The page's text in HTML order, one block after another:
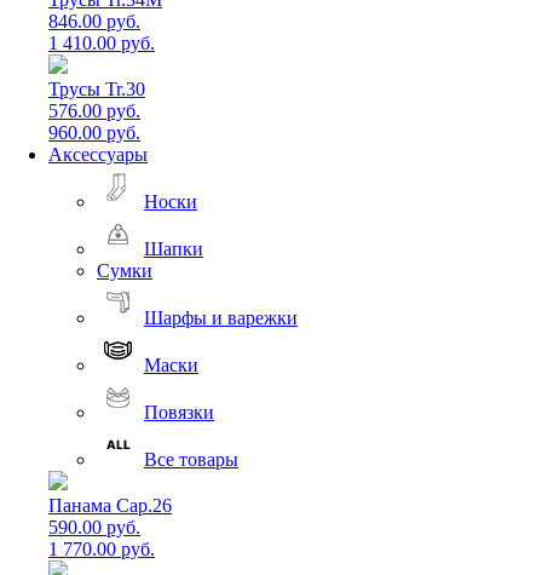
846.00 руб.
1 410.00 руб.
Трусы Tr.30
576.00 руб.
960.00 руб.
Аксессуары
Носки
Шапки
Сумки
Шарфы и варежки
Маски
Повязки
Все товары
Панама Cap.26
590.00 руб.
1 770.00 руб.